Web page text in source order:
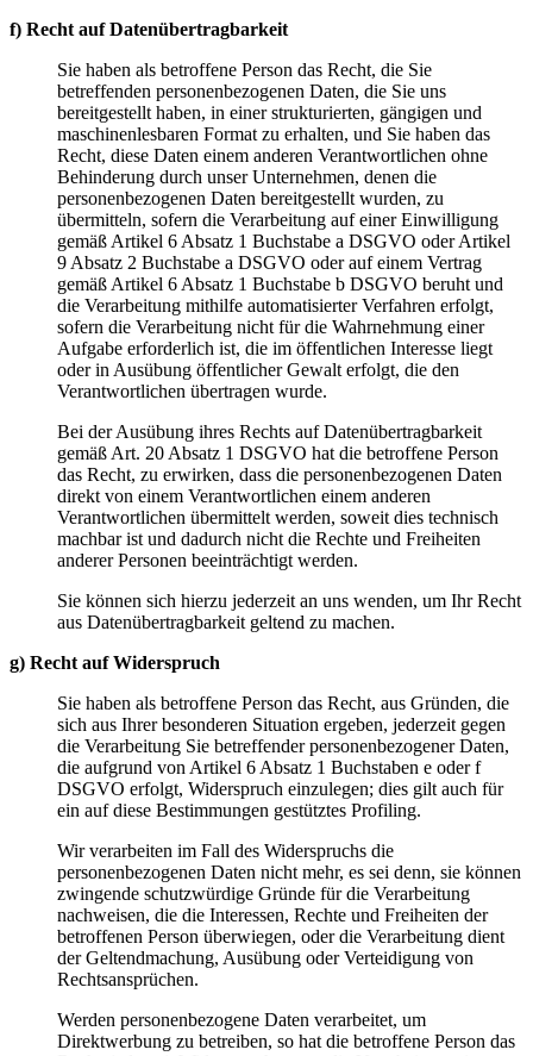
f) Recht auf Datenübertragbarkeit
Sie haben als betroffene Person das Recht, die Sie
betreffenden personenbezogenen Daten, die Sie uns
bereitgestellt haben, in einer strukturierten, gängigen und
maschinenlesbaren Format zu erhalten, und Sie haben das
Recht, diese Daten einem anderen Verantwortlichen ohne
Behinderung durch unser Unternehmen, denen die
personenbezogenen Daten bereitgestellt wurden, zu
übermitteln, sofern die Verarbeitung auf einer Einwilligung
gemäß Artikel 6 Absatz 1 Buchstabe a DSGVO oder Artikel
9 Absatz 2 Buchstabe a DSGVO oder auf einem Vertrag
gemäß Artikel 6 Absatz 1 Buchstabe b DSGVO beruht und
die Verarbeitung mithilfe automatisierter Verfahren erfolgt,
sofern die Verarbeitung nicht für die Wahrnehmung einer
Aufgabe erforderlich ist, die im öffentlichen Interesse liegt
oder in Ausübung öffentlicher Gewalt erfolgt, die den
Verantwortlichen übertragen wurde.
Bei der Ausübung ihres Rechts auf Datenübertragbarkeit
gemäß Art. 20 Absatz 1 DSGVO hat die betroffene Person
das Recht, zu erwirken, dass die personenbezogenen Daten
direkt von einem Verantwortlichen einem anderen
Verantwortlichen übermittelt werden, soweit dies technisch
machbar ist und dadurch nicht die Rechte und Freiheiten
anderer Personen beeinträchtigt werden.
Sie können sich hierzu jederzeit an uns wenden, um Ihr Recht
aus Datenübertragbarkeit geltend zu machen.
g) Recht auf Widerspruch
Sie haben als betroffene Person das Recht, aus Gründen, die
sich aus Ihrer besonderen Situation ergeben, jederzeit gegen
die Verarbeitung Sie betreffender personenbezogener Daten,
die aufgrund von Artikel 6 Absatz 1 Buchstaben e oder f
DSGVO erfolgt, Widerspruch einzulegen; dies gilt auch für
ein auf diese Bestimmungen gestütztes Profiling.
Wir verarbeiten im Fall des Widerspruchs die
personenbezogenen Daten nicht mehr, es sei denn, sie können
zwingende schutzwürdige Gründe für die Verarbeitung
nachweisen, die die Interessen, Rechte und Freiheiten der
betroffenen Person überwiegen, oder die Verarbeitung dient
der Geltendmachung, Ausübung oder Verteidigung von
Rechtsansprüchen.
Werden personenbezogene Daten verarbeitet, um
Direktwerbung zu betreiben, so hat die betroffene Person das